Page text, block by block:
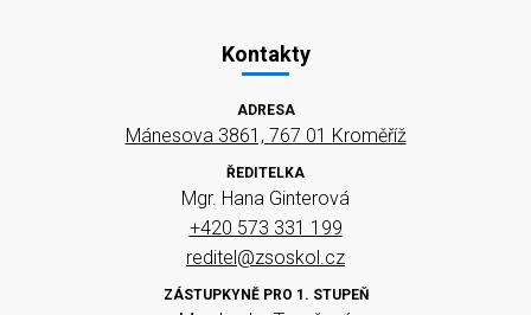
Kontakty
ADRESA
Mánesova 3861, 767 01 Kroměříž
ŘEDITELKA
Mgr. Hana Ginterová
+420 573 331 199
reditel@zsoskol.cz
ZÁSTUPKYNĚ PRO 1. STUPEŇ